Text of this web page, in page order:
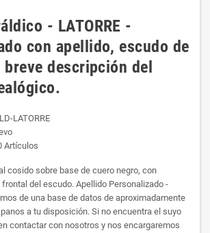
- LATORRE -
con apellido, escudo de
descripción del
LATORRE
Artículos
cosido sobre base de cuero negro, con
del escudo. Apellido Personalizado -
de una base de datos de aproximadamente
a tu disposición. Si no encuentra el suyo
contactar con nosotros y nos encargaremos